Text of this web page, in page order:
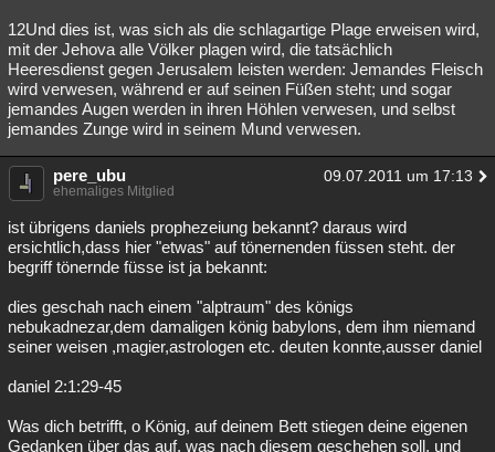
12Und dies ist, was sich als die schlagartige Plage erweisen wird,
mit der Jehova alle Völker plagen wird, die tatsächlich
Heeresdienst gegen Jerusalem leisten werden: Jemandes Fleisch
wird verwesen, während er auf seinen Füßen steht; und sogar
jemandes Augen werden in ihren Höhlen verwesen, und selbst
jemandes Zunge wird in seinem Mund verwesen.
pere_ubu 09.07.2011 um 17:13
ehemaliges Mitglied
ist übrigens daniels prophezeiung bekannt? daraus wird
ersichtlich,dass hier "etwas" auf tönernenden füssen steht. der
begriff tönernde füsse ist ja bekannt:
dies geschah nach einem "alptraum" des königs
nebukadnezar,dem damaligen könig babylons, dem ihm niemand
seiner weisen ,magier,astrologen etc. deuten konnte,ausser daniel
daniel 2:1:29-45
Was dich betrifft, o König, auf deinem Bett stiegen deine eigenen
Gedanken über das auf, was nach diesem geschehen soll, und